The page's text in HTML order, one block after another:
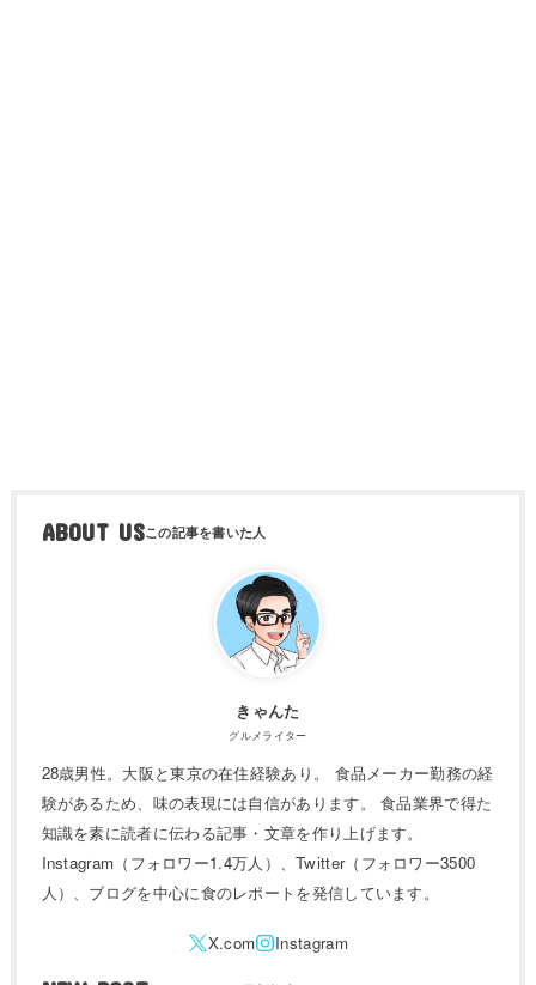
ABOUT US
きゃんた
グルメライター
28歳男性。大阪と東京の在住経験あり。 食品メーカー勤務の経
験があるため、味の表現には自信があります。 食品業界で得た
知識を素に読者に伝わる記事・文章を作り上げます。
Instagram（フォロワー1.4万人）、Twitter（フォロワー3500
人）、ブログを中心に食のレポートを発信しています。